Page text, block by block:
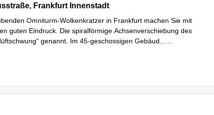
16-18, Frankfurt Innenstadt
Frankfurt Innenstadt
Omniturm-Wolkenkratzer in Frankfurt machen Sie mit
guten Eindruck. Die spiralförmige Achsenverschiebung des
genannt. Im 45-geschossigen Gebäud